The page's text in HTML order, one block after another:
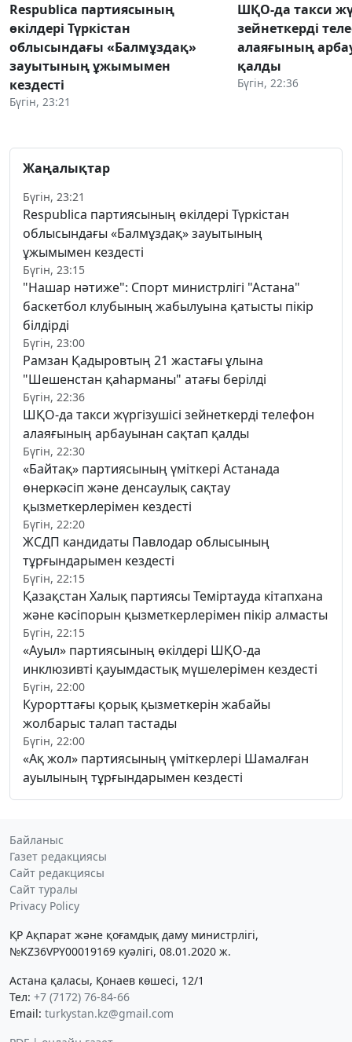
Respublica партиясының
өкілдері Түркістан
облысындағы «Балмұздақ»
зауытының ұжымымен
кездесті
Бүгін, 23:21
ШҚО-да такси
зейнеткерді
алаяғының
қалды
Бүгін, 22:36
Жаңалықтар
Бүгін, 23:21
Respublica партиясының өкілдері Түркістан
облысындағы «Балмұздақ» зауытының
ұжымымен кездесті
Бүгін, 23:15
"Нашар нәтиже": Спорт министрлігі "Астана"
баскетбол клубының жабылуына қатысты пікір
білдірді
Бүгін, 23:00
Рамзан Қадыровтың 21 жастағы ұлына
"Шешенстан қаһарманы" атағы берілді
Бүгін, 22:36
ШҚО-да такси жүргізушісі зейнеткерді телефон
алаяғының арбауынан сақтап қалды
Бүгін, 22:30
«Байтақ» партиясының үміткері Астанада
өнеркәсіп және денсаулық сақтау
қызметкерлерімен кездесті
Бүгін, 22:20
ЖСДП кандидаты Павлодар облысының
тұрғындарымен кездесті
Бүгін, 22:15
Қазақстан Халық партиясы Теміртауда кітапхана
және кәсіпорын қызметкерлерімен пікір алмасты
Бүгін, 22:15
«Ауыл» партиясының өкілдері ШҚО-да
инклюзивті қауымдастық мүшелерімен кездесті
Бүгін, 22:00
Курорттағы қорық қызметкерін жабайы
жолбарыс талап тастады
Бүгін, 22:00
«Ақ жол» партиясының үміткерлері Шамалған
ауылының тұрғындарымен кездесті
Байланыс
Газет редакциясы
Сайт редакциясы
Сайт туралы
Privacy Policy
ҚР Ақпарат және қоғамдық даму министрлігі,
№KZ36VPY00019169 куәлігі, 08.01.2020 ж.
Астана қаласы, Қонаев көшесі, 12/1
Тел: +7 (7172) 76-84-66
Email: turkystan.kz@gmail.com